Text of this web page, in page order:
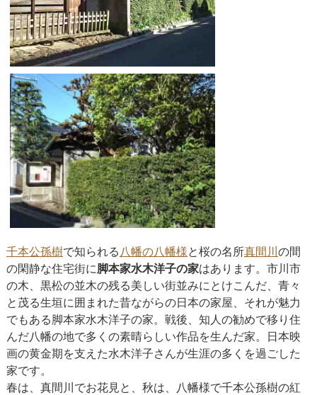
千本公孫樹で知られる 八幡の八幡様と桜の名所真間川 の間
の閑静な住宅街に脚本家水木洋子の家はあります。市川市
の木、黒松の並木の残る美しい街並みにとけこんだ、青々
と茂る生垣に囲まれた昔ながらの日本の家屋、それが魅力
でもある脚本家水木洋子の家。戦後、知人の勧めで移り住
んだ八幡の地で多くの素晴らしい作品を生んだ家。日本映
画の黄金期を支えた水木洋子さんが生涯の多くを過ごした
家です。
春は、真間川でお花見と、秋は、八幡様で千本公孫樹の紅